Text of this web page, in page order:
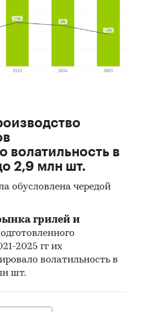
волатильность в
2,9 млн шт.
обусловлена чередой
грилей и
2025 гг их
волатильность в
шт.